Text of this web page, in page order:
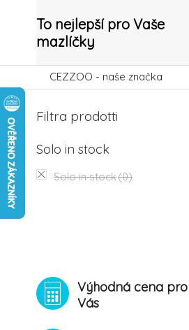
To nejlepší pro Vaše
mazlíčky
CEZZOO - naše značka
Filtra prodotti
Solo in stock
Solo in stock(0)
Výhodná cena pro
Vás